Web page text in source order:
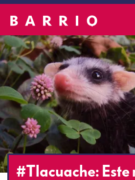
#Tlacuache: Este